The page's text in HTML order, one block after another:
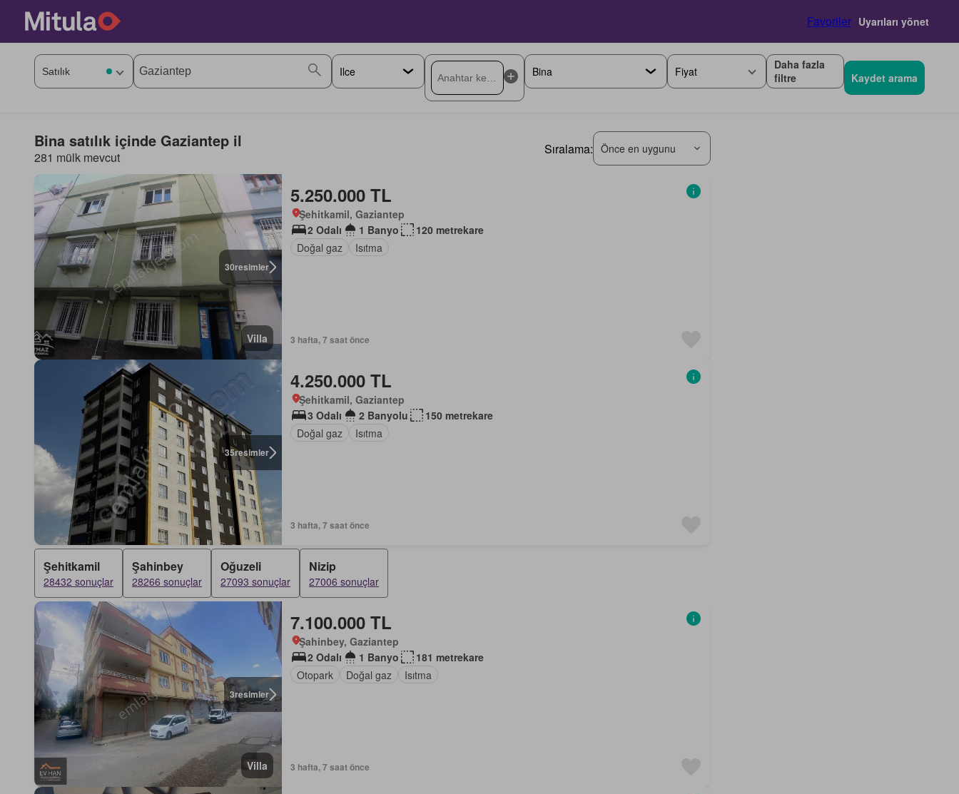
Favoriler Uyarıları yönet
Fiyat
Daha fazla
filtre
Kaydet arama
Bina satılık içinde Gaziantep il
281 mülk mevcut
Sıralama: Önce en uygunu
30resimler
Villa
5.250.000 TL
Şehitkamil, Gaziantep
2 Odalı
1 Banyo
120 metrekare
Doğal gaz
Isıtma
3 hafta, 7 saat önce
35resimler
4.250.000 TL
Şehitkamil, Gaziantep
3 Odalı
2 Banyolu
150 metrekare
Doğal gaz
Isıtma
3 hafta, 7 saat önce
Şehitkamil
28432 sonuçlar
Şahinbey
28266 sonuçlar
Oğuzeli
27093 sonuçlar
Nizip
27006 sonuçlar
3resimler
Villa
7.100.000 TL
Şahinbey, Gaziantep
2 Odalı
1 Banyo
181 metrekare
Otopark
Doğal gaz Isıtma
3 hafta, 7 saat önce